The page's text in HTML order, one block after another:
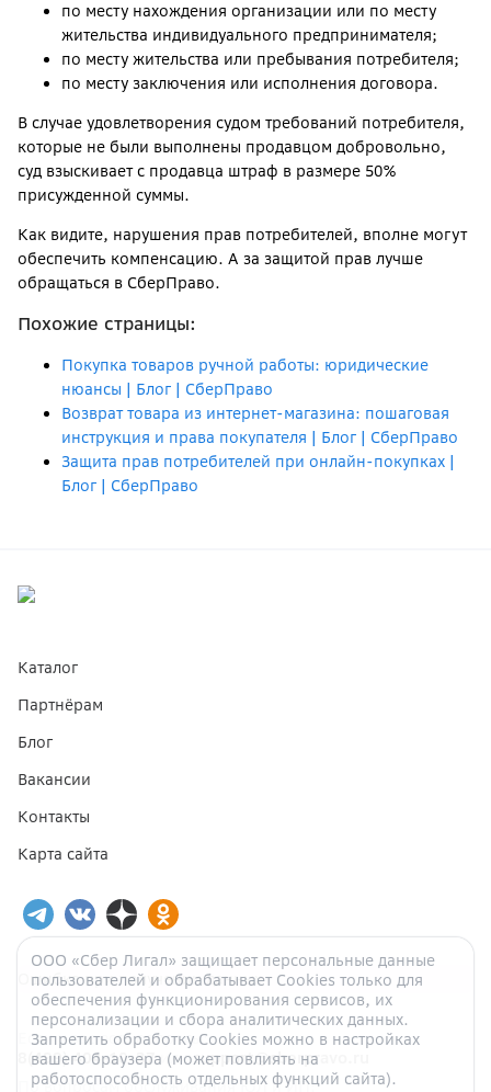
по месту нахождения организации или по месту
жительства индивидуального предпринимателя;
по месту жительства или пребывания потребителя;
по месту заключения или исполнения договора.
В случае удовлетворения судом требований потребителя,
которые не были выполнены продавцом добровольно,
суд взыскивает с продавца штраф в размере 50%
присужденной суммы.
Как видите, нарушения прав потребителей, вполне могут
обеспечить компенсацию. А за защитой прав лучше
обращаться в СберПраво.
Похожие страницы:
Покупка товаров ручной работы: юридические
нюансы | Блог | СберПраво
Возврат товара из интернет-магазина: пошаговая
инструкция и права покупателя | Блог | СберПраво
Защита прав потребителей при онлайн-покупках |
Блог | СберПраво
Каталог
Партнёрам
Блог
Вакансии
Контакты
Карта сайта
Ошибка при получении данных
Если у вас есть вопросы:
8(499) 404-10-37 или support@sberpravo.ru
По вопросам обслуживания ЮЛ и ИП:
ООО «Сбер Лигал» защищает персональные данные
пользователей и обрабатывает Cookies только для
обеспечения функционирования сервисов, их
персонализации и сбора аналитических данных.
Запретить обработку Cookies можно в настройках
вашего браузера (может повлиять на
работоспособность отдельных функций сайта).